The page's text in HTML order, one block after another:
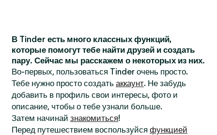
В Tinder есть много классных функций,
которые помогут тебе найти друзей и создать
пару. Сейчас мы расскажем о некоторых из них.
Во-первых, пользоваться Tinder очень просто.
Тебе нужно просто создать аккаунт. Не забудь
добавить в профиль свои интересы, фото и
описание, чтобы о тебе узнали больше.
Затем начинай знакомиться!
Перед путешествием воспользуйся функцией